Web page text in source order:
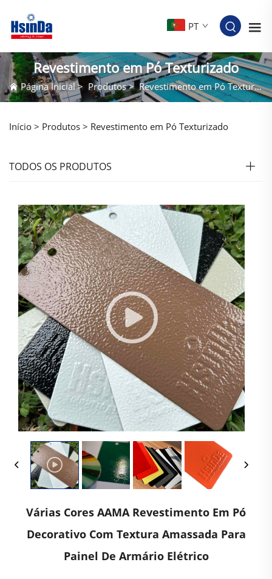
PT
Revestimento em Pó Texturizado
Página Inicial> Produtos>Revestimento em Pó Texturizado
Início > Produtos > Revestimento em Pó Texturizado
TODOS OS PRODUTOS
Várias Cores AAMA Revestimento Em Pó
Decorativo Com Textura Amassada Para
Painel De Armário Elétrico